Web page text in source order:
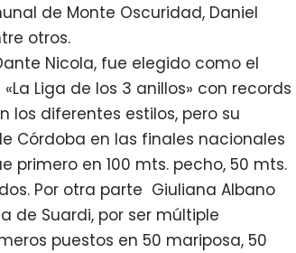
de Monte Oscuridad, Daniel
otros.
Nicola, fue elegido como el
Liga de los 3 anillos» con records
los diferentes estilos, pero su
Córdoba en las finales nacionales
primero en 100 mts. pecho, 50 mts.
Por otra parte Giuliana Albano
de Suardi, por ser múltiple
puestos en 50 mariposa, 50